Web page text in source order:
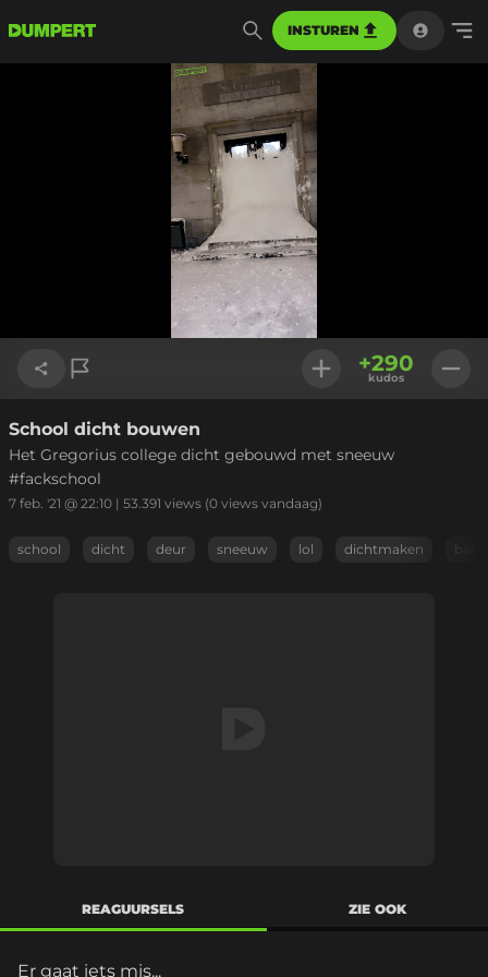
INSTUREN
Link kopiëren
+290
kudos
School dicht bouwen
Het Gregorius college dicht gebouwd met sneeuw
#fackschool
7 feb. '21 @ 22:10 | 53.391 views (0 views vandaag)
school dicht deur sneeuw lol dichtmaken
REAGUURSELS ZIE OOK
Er gaat iets mis...